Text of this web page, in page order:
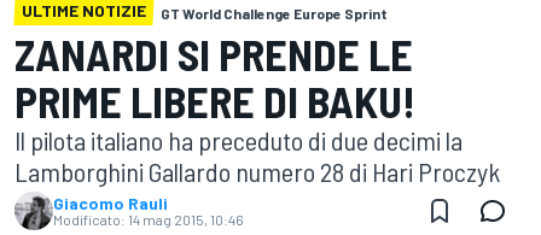
ULTIME NOTIZIE GT World Challenge Europe Sprint
ZANARDI SI PRENDE LE
PRIME LIBERE DI BAKU!
Il pilota italiano ha preceduto di due decimi la
Lamborghini Gallardo numero 28 di Hari Proczyk
Giacomo Rauli
Modificato: 14 mag 2015, 10:46